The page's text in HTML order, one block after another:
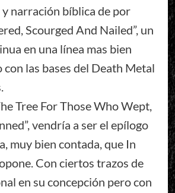
narración bíblica de por
Scourged And Nailed”, un
en una línea mas bien
las bases del Death Metal
Tree For Those Who Wept,
vendría a ser el epílogo
muy bien contada, que In
Con ciertos trazos de
en su concepción pero con